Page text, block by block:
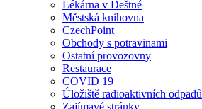
Lékárna v Deštné
Městská knihovna
CzechPoint
Obchody s potravinami
Ostatní provozovny
Restaurace
COVID 19
Úložiště radioaktivních odpadů
Zajímavé stránky